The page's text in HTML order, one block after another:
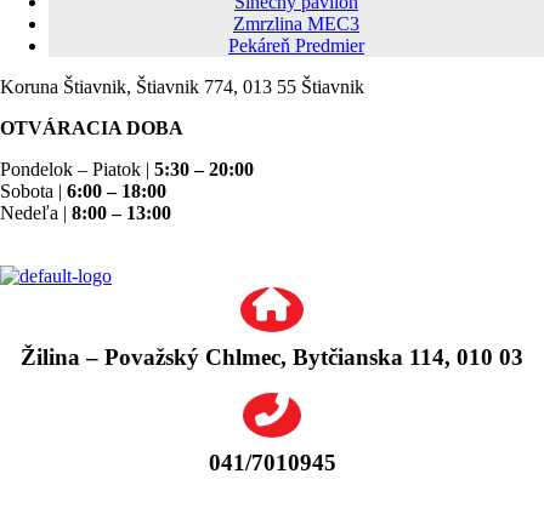
Zmrzlina MEC3
Pekáreň Predmier
Koruna Štiavnik, Štiavnik 774, 013 55 Štiavnik
OTVÁRACIA DOBA
Pondelok – Piatok | 5:30 – 20:00
Sobota | 6:00 – 18:00
Nedeľa | 8:00 – 13:00
Žilina – Považský Chlmec, Bytčianska 114, 010 03
041/7010945